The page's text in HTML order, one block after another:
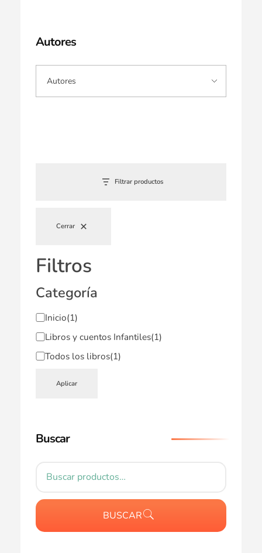
Autores
Filtrar productos
Cerrar
Filtros
Categoría
Inicio(1)
Libros y cuentos Infantiles(1)
Todos los libros(1)
Aplicar
Buscar
BUSCAR